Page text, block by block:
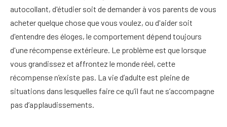
autocollant, d'étudier soit de demander à vos parents de vous
acheter quelque chose que vous voulez, ou d'aider soit
d'entendre des éloges, le comportement dépend toujours
d'une récompense extérieure. Le problème est que lorsque
vous grandissez et affrontez le monde réel, cette
récompense n’existe pas. La vie d’adulte est pleine de
situations dans lesquelles faire ce qu’il faut ne s’accompagne
pas d’applaudissements.